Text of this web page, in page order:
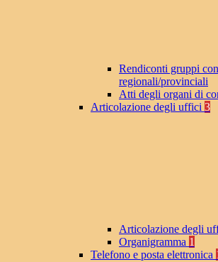
Rendiconti gruppi
regionali/provinciali
Atti degli organi di
Articolazione degli uffici 3
Articolazione degli
Organigramma 1
Telefono e posta elettronica